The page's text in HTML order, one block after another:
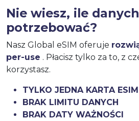
Nie wiesz, ile
potrzebować?
Nasz Global eSIM oferuje
per-use . Płacisz tylko za to, z
korzystasz.
TYLKO JEDNA KARTA ESIM
BRAK LIMITU DANYCH
BRAK DATY WAŻNOŚCI